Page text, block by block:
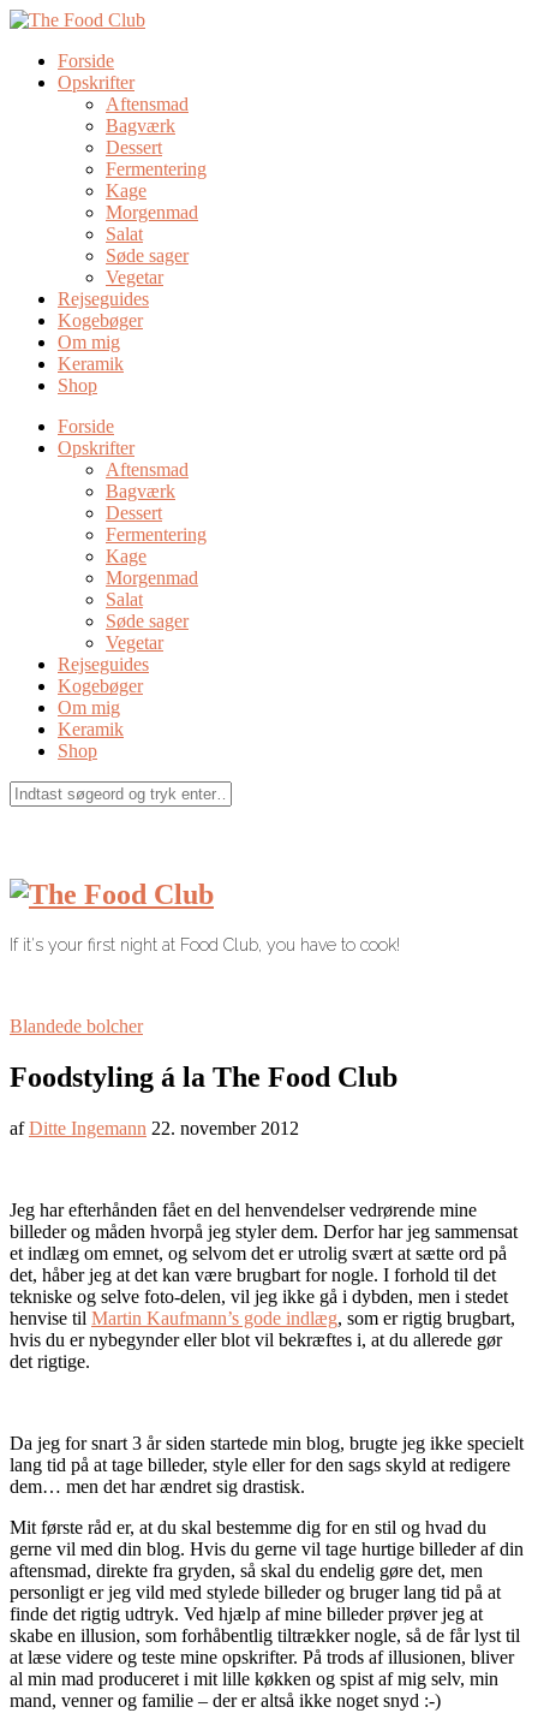
Forside
Opskrifter
Aftensmad
Bagværk
Dessert
Fermentering
Kage
Morgenmad
Salat
Søde sager
Vegetar
Rejseguides
Kogebøger
Om mig
Keramik
Shop
Forside
Opskrifter
Aftensmad
Bagværk
Dessert
Fermentering
Kage
Morgenmad
Salat
Søde sager
Vegetar
Rejseguides
Kogebøger
Om mig
Keramik
Shop
If it's your first night at Food Club, you have to cook!
Blandede bolcher
Foodstyling á la The Food Club
afDitte Ingemann 22. november 2012
Jeg har efterhånden fået en del henvendelser vedrørende mine
billeder og måden hvorpå jeg styler dem. Derfor har jeg sammensat
et indlæg om emnet, og selvom det er utrolig svært at sætte ord på
det, håber jeg at det kan være brugbart for nogle. I forhold til det
tekniske og selve foto-delen, vil jeg ikke gå i dybden, men i stedet
henvise til Martin Kaufmann’s gode indlæg, som er rigtig brugbart,
hvis du er nybegynder eller blot vil bekræftes i, at du allerede gør
det rigtige.
Da jeg for snart 3 år siden startede min blog, brugte jeg ikke specielt
lang tid på at tage billeder, style eller for den sags skyld at redigere
dem… men det har ændret sig drastisk.
Mit første råd er, at du skal bestemme dig for en stil og hvad du
gerne vil med din blog. Hvis du gerne vil tage hurtige billeder af din
aftensmad, direkte fra gryden, så skal du endelig gøre det, men
personligt er jeg vild med stylede billeder og bruger lang tid på at
finde det rigtig udtryk. Ved hjælp af mine billeder prøver jeg at
skabe en illusion, som forhåbentlig tiltrækker nogle, så de får lyst til
at læse videre og teste mine opskrifter. På trods af illusionen, bliver
al min mad produceret i mit lille køkken og spist af mig selv, min
mand, venner og familie – der er altså ikke noget snyd :-)